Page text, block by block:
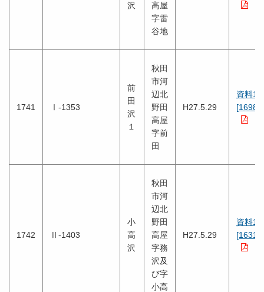
沢
高屋
字雷
谷地
1741 Ⅰ-1353
前
田
沢
１
秋田
市河
辺北
野田
高屋
字前
田
H27.5.29
資料1
1742 Ⅱ-1403
小
高
沢
秋田
市河
辺北
野田
高屋
字務
沢及
び字
小高
H27.5.29
資料1